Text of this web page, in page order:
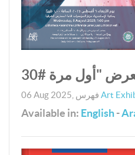
06 Aug 2025 فهرس Art
Available in: English-